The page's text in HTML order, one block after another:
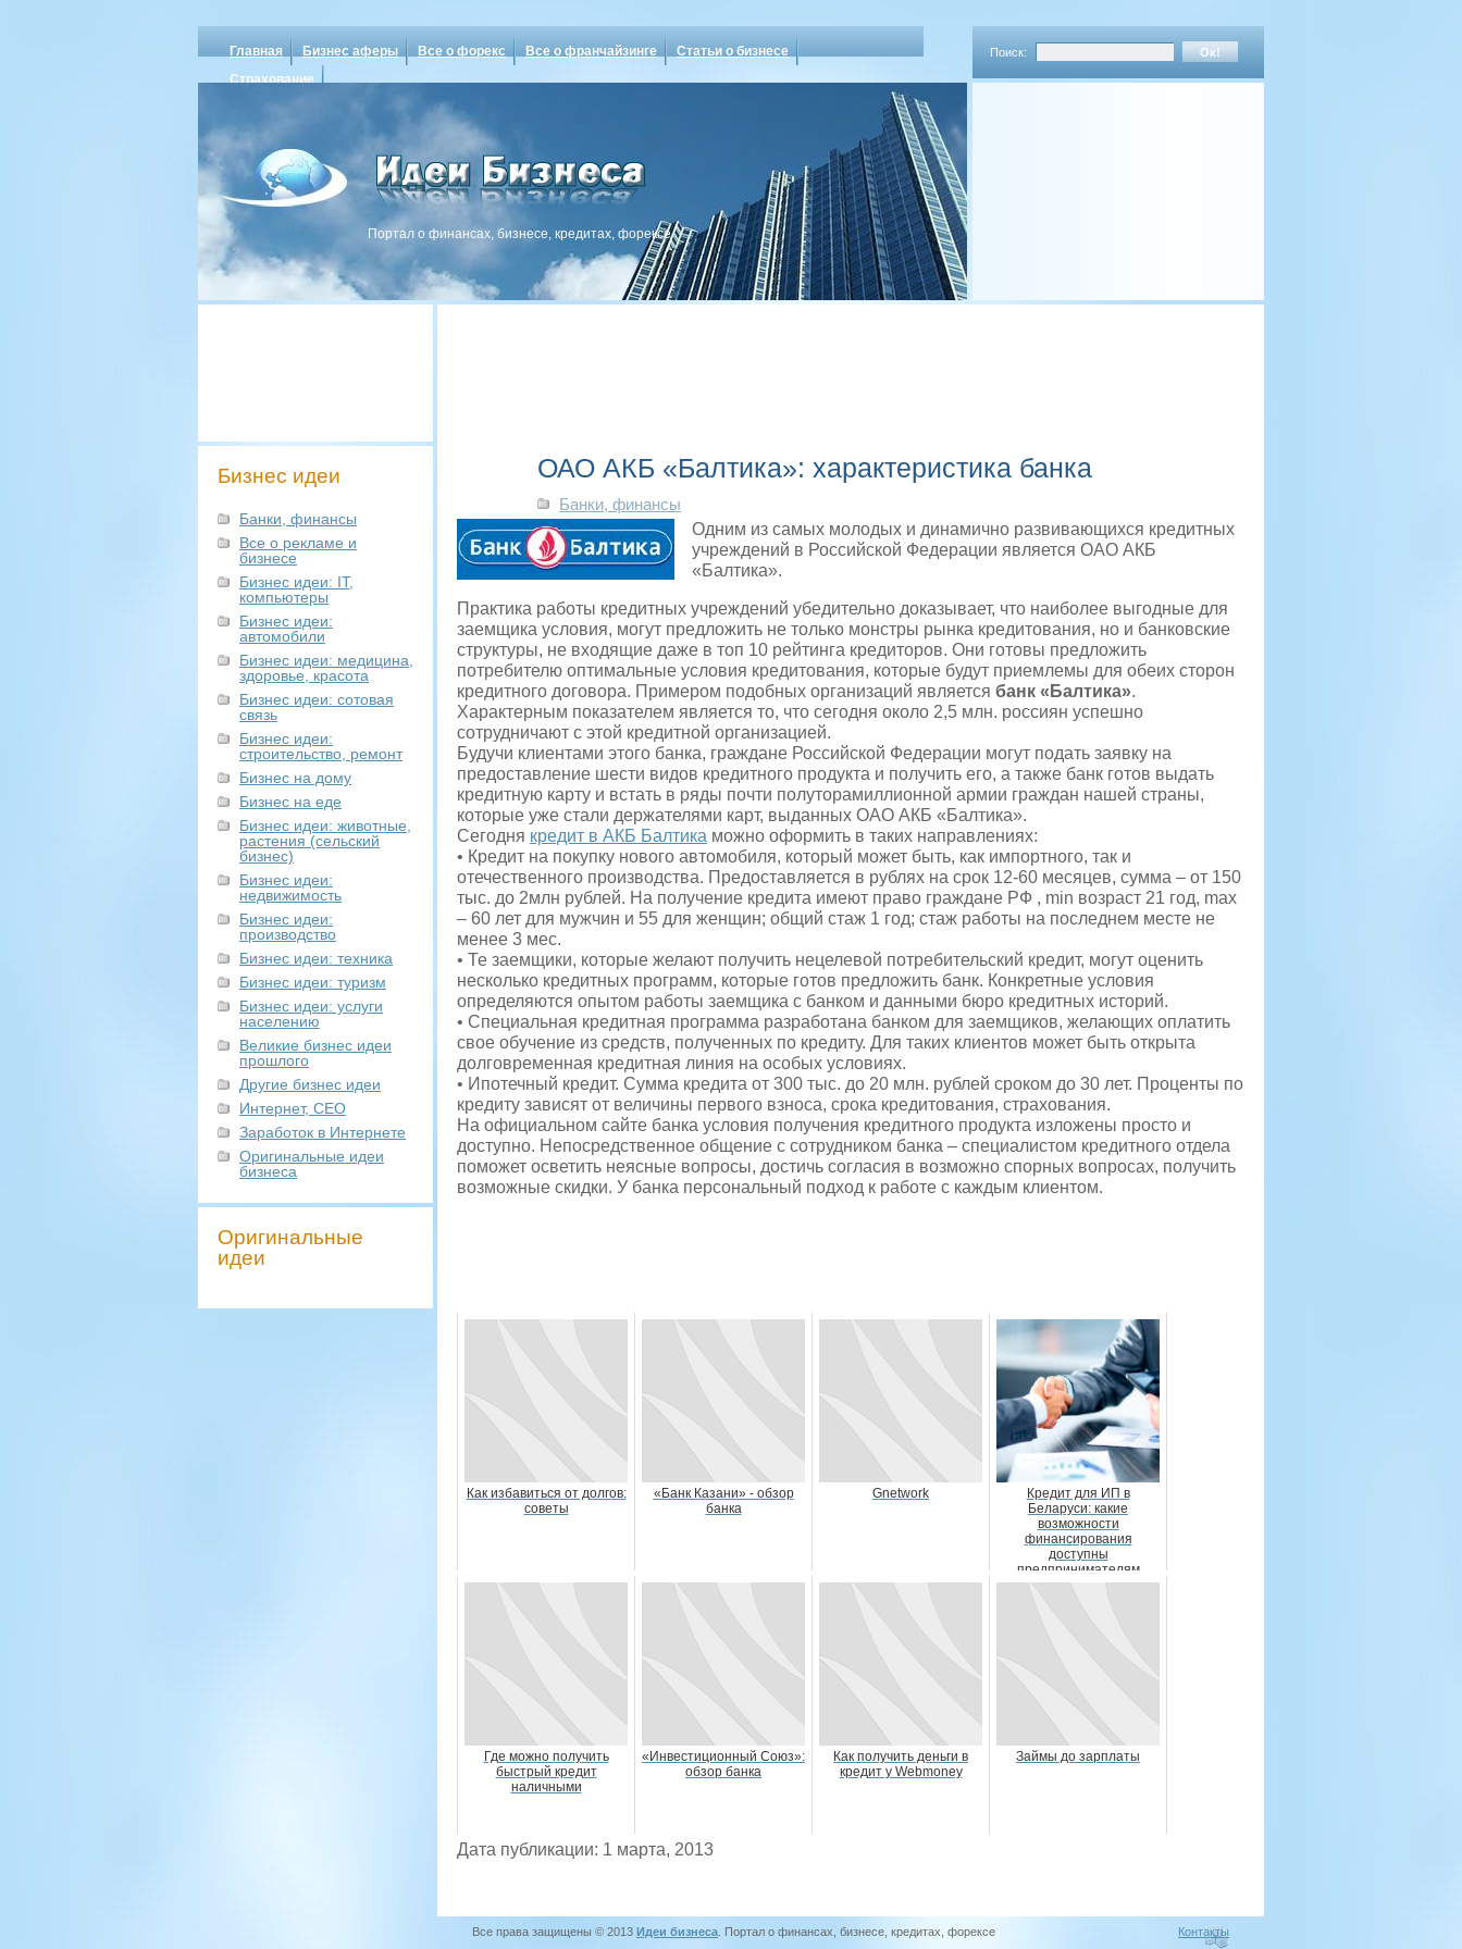
Главная Бизнес аферы Все о форекс Все о франчайзинге
Статьи о бизнесе
Страхование
Поиск:
Портал о финансах, бизнесе, кредитах, форексе
Бизнес идеи
Банки, финансы
Все о рекламе и
бизнесе
Бизнес идеи: IT,
компьютеры
Бизнес идеи:
автомобили
Бизнес идеи: медицина,
здоровье, красота
Бизнес идеи: сотовая
связь
Бизнес идеи:
строительство, ремонт
Бизнес на дому
Бизнес на еде
Бизнес идеи: животные,
растения (сельский
бизнес)
Бизнес идеи:
недвижимость
Бизнес идеи:
производство
Бизнес идеи: техника
Бизнес идеи: туризм
Бизнес идеи: услуги
населению
Великие бизнес идеи
прошлого
Другие бизнес идеи
Интернет, СЕО
Заработок в Интернете
Оригинальные идеи
бизнеса
Оригинальные
идеи
ОАО АКБ «Балтика»: характеристика банка
Банки, финансы
Одним из самых молодых и динамично развивающихся кредитных
учреждений в Российской Федерации является ОАО АКБ
«Балтика».
Практика работы кредитных учреждений убедительно доказывает, что наиболее выгодные для
заемщика условия, могут предложить не только монстры рынка кредитования, но и банковские
структуры, не входящие даже в топ 10 рейтинга кредиторов. Они готовы предложить
потребителю оптимальные условия кредитования, которые будут приемлемы для обеих сторон
кредитного договора. Примером подобных организаций является банк «Балтика».
Характерным показателем является то, что сегодня около 2,5 млн. россиян успешно
сотрудничают с этой кредитной организацией.
Будучи клиентами этого банка, граждане Российской Федерации могут подать заявку на
предоставление шести видов кредитного продукта и получить его, а также банк готов выдать
кредитную карту и встать в ряды почти полуторамиллионной армии граждан нашей страны,
которые уже стали держателями карт, выданных ОАО АКБ «Балтика».
Сегодня кредит в АКБ Балтика можно оформить в таких направлениях:
• Кредит на покупку нового автомобиля, который может быть, как импортного, так и
отечественного производства. Предоставляется в рублях на срок 12-60 месяцев, сумма – от 150
тыс. до 2млн рублей. На получение кредита имеют право граждане РФ , min возраст 21 год, max
– 60 лет для мужчин и 55 для женщин; общий стаж 1 год; стаж работы на последнем месте не
менее 3 мес.
• Те заемщики, которые желают получить нецелевой потребительский кредит, могут оценить
несколько кредитных программ, которые готов предложить банк. Конкретные условия
определяются опытом работы заемщика с банком и данными бюро кредитных историй.
• Специальная кредитная программа разработана банком для заемщиков, желающих оплатить
свое обучение из средств, полученных по кредиту. Для таких клиентов может быть открыта
долговременная кредитная линия на особых условиях.
• Ипотечный кредит. Сумма кредита от 300 тыс. до 20 млн. рублей сроком до 30 лет. Проценты по
кредиту зависят от величины первого взноса, срока кредитования, страхования.
На официальном сайте банка условия получения кредитного продукта изложены просто и
доступно. Непосредственное общение с сотрудником банка – специалистом кредитного отдела
поможет осветить неясные вопросы, достичь согласия в возможно спорных вопросах, получить
возможные скидки. У банка персональный подход к работе с каждым клиентом.
Как избавиться от долгов:
советы
«Банк Казани» - обзор
банка
Gnetwork
Кредит для ИП в
Беларуси: какие
возможности
финансирования
доступны
предпринимателям
Где можно получить
быстрый кредит
наличными
«Инвестиционный Союз»:
обзор банка
Как получить деньги в
кредит у Webmoney
Займы до зарплаты
Дата публикации: 1 марта, 2013
Все права защищены © 2013 Идеи бизнеса . Портал о финансах, бизнесе, кредитах, форексе Контакты